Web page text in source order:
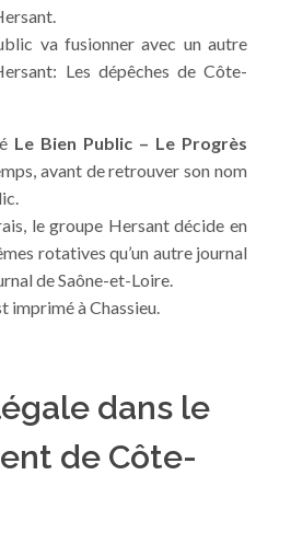
va fusionner avec un autre
Les dépêches de Côte-
Le Bien Public – Le Progrès
avant de retrouver son nom
le groupe Hersant décide en
rotatives qu’un autre journal
de Saône-et-Loire.
imprimé à Chassieu.
dans le
de Côte-